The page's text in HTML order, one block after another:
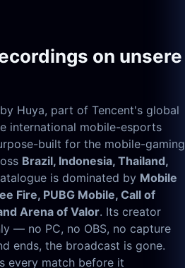
on unsere
Huya, part of Tencent's global
international mobile-esports
built for the mobile-gaming
Brazil, Indonesia, Thailand,
is dominated by Mobile
Fire, PUBG Mobile, Call of
Arena of Valor. Its creator
— no PC, no OBS, no capture
ends, the broadcast is gone.
every match before it